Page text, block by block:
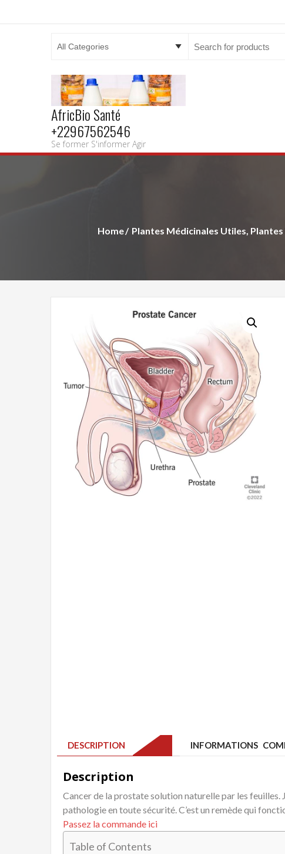
AfricBio Santé
+22967562546
Se former S'informer Agir
Home Plantes Médicinales Utiles,
DESCRIPTION INFORMATIONS
Description
Cancer de la prostate solution naturelle par les
pathologie en toute sécurité. C’est un remède qui
Passez la commande ici
Table of Contents